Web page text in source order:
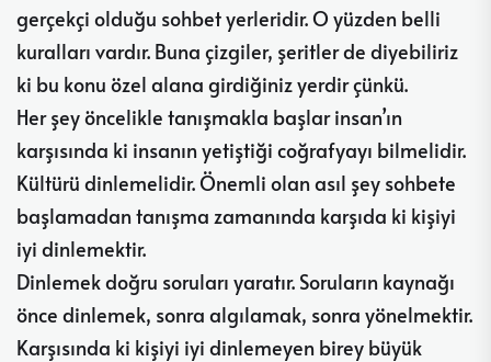
gerçekçi olduğu sohbet yerleridir. O yüzden belli
kuralları vardır. Buna çizgiler, şeritler de diyebiliriz
ki bu konu özel alana girdiğiniz yerdir çünkü.
Her şey öncelikle tanışmakla başlar insan’ın
karşısında ki insanın yetiştiği coğrafyayı bilmelidir.
Kültürü dinlemelidir. Önemli olan asıl şey sohbete
başlamadan tanışma zamanında karşıda ki kişiyi
iyi dinlemektir.
Dinlemek doğru soruları yaratır. Soruların kaynağı
önce dinlemek, sonra algılamak, sonra yönelmektir.
Karşısında ki kişiyi iyi dinlemeyen birey büyük